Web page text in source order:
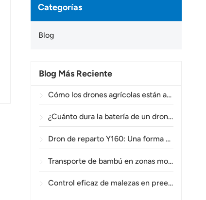
Categorías
Blog
Blog Más Reciente
Cómo los drones agrícolas están ayudando a los agricultores brasileños a mejorar las operaciones de fumigación de cultivos.
¿Cuánto dura la batería de un dron agrícola?
Dron de reparto Y160: Una forma más segura y eficiente de transportar materiales para torres eléctricas en terrenos montañosos.
Transporte de bambú en zonas montañosas: Cómo el TOPXGUN Y160 abre una nueva ruta desde el bosque hasta el punto de recogida.
Control eficaz de malezas en preemergencia en trigo con el dron agrícola A80.